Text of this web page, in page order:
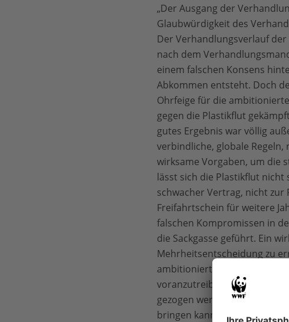
„Der Ausgang der
Glaubwürdigkeit des
Der Verhandlungsverlauf
nach dem
einem falschen Konsens
Abkommen entsteht. Doch
Ohrfeige für die
gegen die Plastikflut
gutes Ergebnis war völlig
verbindliche, globale
wirksame Vorgaben, um die
lässt sich die Plastikflut nicht
schwacher Vertrag, nicht
Freifahrtschein für weitere
falschen Kompromissen in
die Sackgasse geführt. Ein
Mehrheitsentscheidung zu
ambitionierter Staaten, alle
voranzutreiben, im Zweifel
gezogen werden. Ob ein
bringen kann, ist zweifelhaft.“